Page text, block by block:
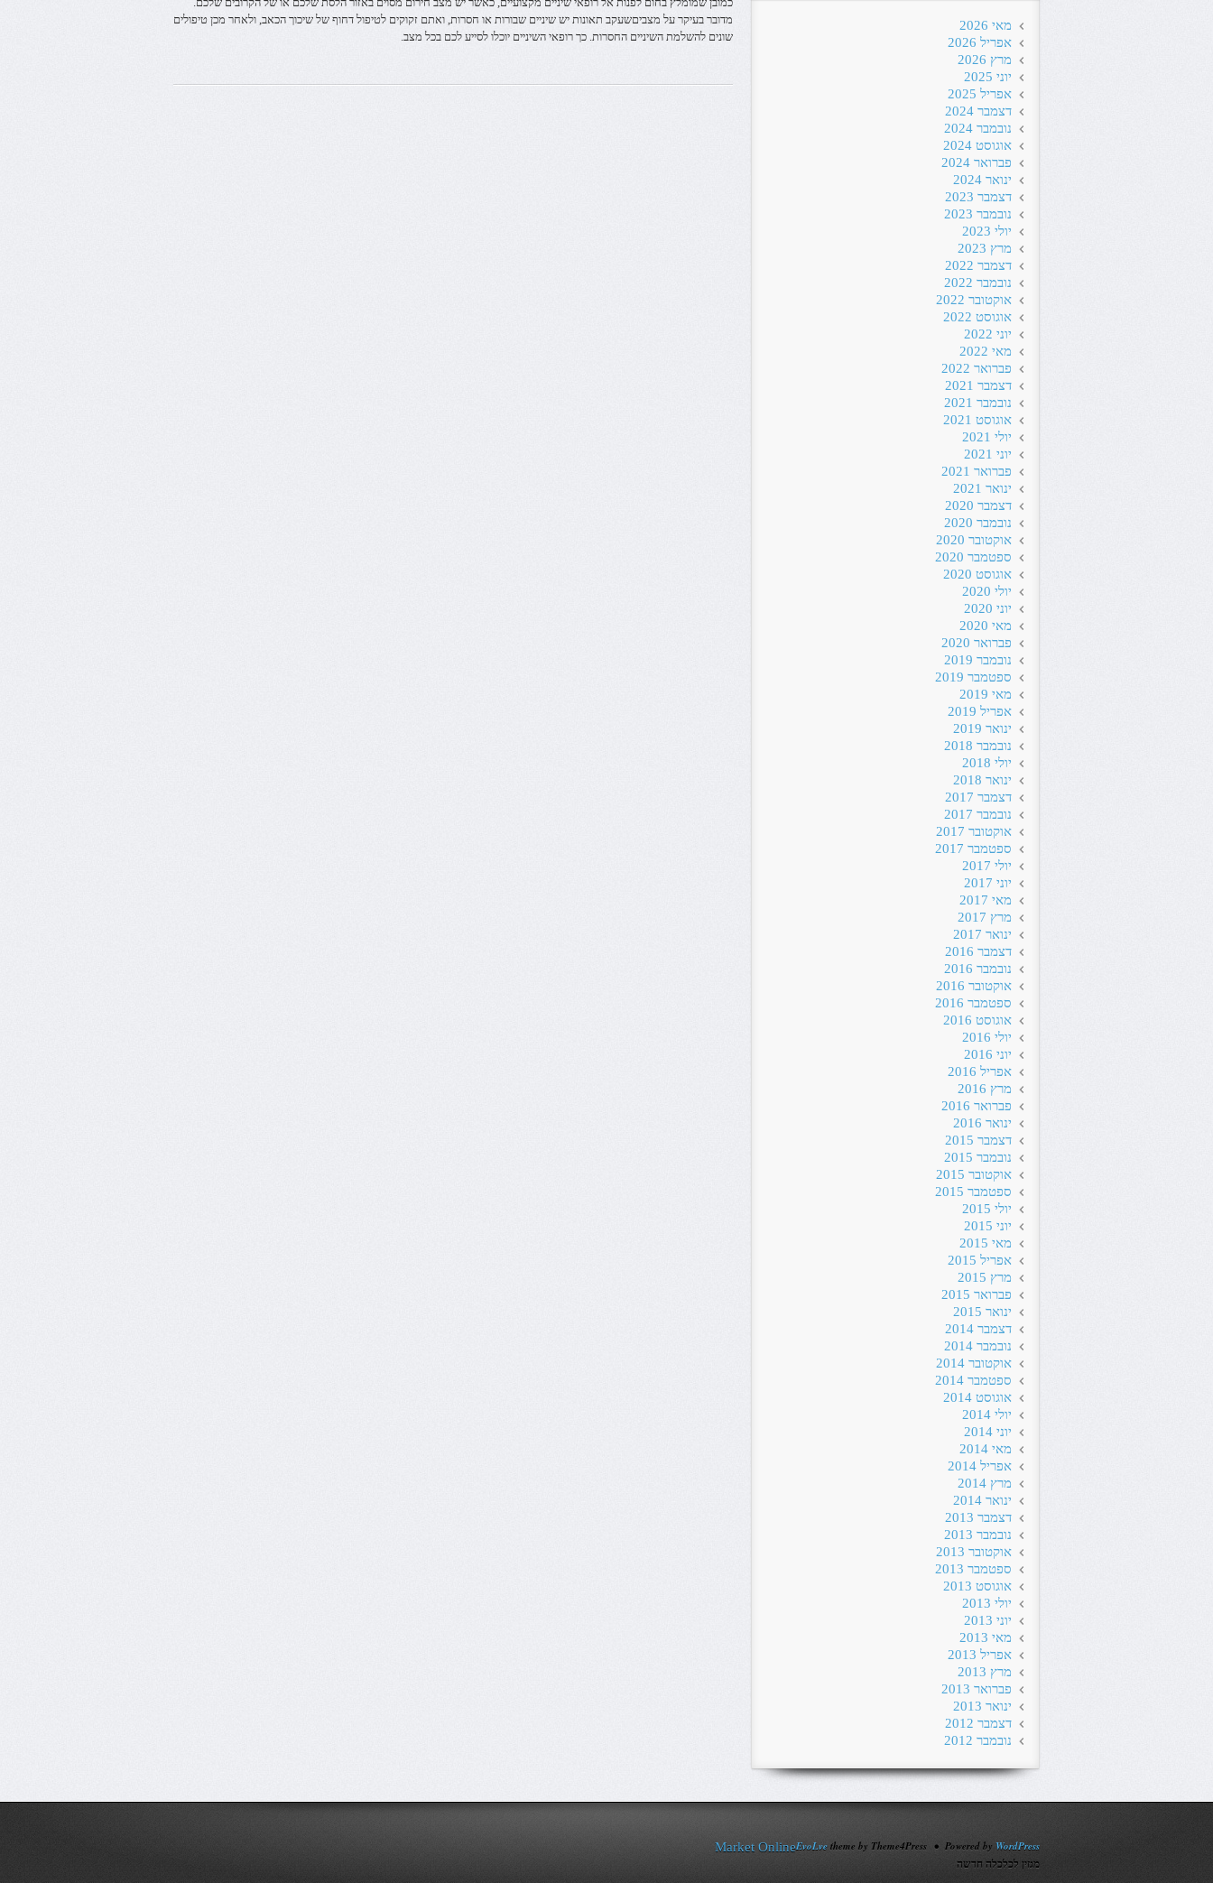
מדובר בעיקר על מצביםשעקב תאונות יש שיניים שבורות או חסרות, ואתם זקוקים לטיפול דחוף של שיכוך הכאב, ולאחר מכן טיפולים
שונים להשלמת השיניים החסרות. כך רופאי השיניים יוכלו לסייע לכם בכל מצב.
מאי 2026
אפריל 2026
מרץ 2026
יוני 2025
אפריל 2025
דצמבר 2024
נובמבר 2024
אוגוסט 2024
פברואר 2024
ינואר 2024
דצמבר 2023
נובמבר 2023
יולי 2023
מרץ 2023
דצמבר 2022
נובמבר 2022
אוקטובר 2022
אוגוסט 2022
יוני 2022
מאי 2022
פברואר 2022
דצמבר 2021
נובמבר 2021
אוגוסט 2021
יולי 2021
יוני 2021
פברואר 2021
ינואר 2021
דצמבר 2020
נובמבר 2020
אוקטובר 2020
ספטמבר 2020
אוגוסט 2020
יולי 2020
יוני 2020
מאי 2020
פברואר 2020
נובמבר 2019
ספטמבר 2019
מאי 2019
אפריל 2019
ינואר 2019
נובמבר 2018
יולי 2018
ינואר 2018
דצמבר 2017
נובמבר 2017
אוקטובר 2017
ספטמבר 2017
יולי 2017
יוני 2017
מאי 2017
מרץ 2017
ינואר 2017
דצמבר 2016
נובמבר 2016
אוקטובר 2016
ספטמבר 2016
אוגוסט 2016
יולי 2016
יוני 2016
אפריל 2016
מרץ 2016
פברואר 2016
ינואר 2016
דצמבר 2015
נובמבר 2015
אוקטובר 2015
ספטמבר 2015
יולי 2015
יוני 2015
מאי 2015
אפריל 2015
מרץ 2015
פברואר 2015
ינואר 2015
דצמבר 2014
נובמבר 2014
אוקטובר 2014
ספטמבר 2014
אוגוסט 2014
יולי 2014
יוני 2014
מאי 2014
אפריל 2014
מרץ 2014
ינואר 2014
דצמבר 2013
נובמבר 2013
אוקטובר 2013
ספטמבר 2013
אוגוסט 2013
יולי 2013
יוני 2013
מאי 2013
אפריל 2013
מרץ 2013
פברואר 2013
ינואר 2013
דצמבר 2012
נובמבר 2012
EvoLvetheme by Theme4Press • Powered by WordPress
Market Online
מגזין לכלכלה חדשה